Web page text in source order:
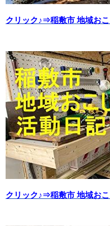
クリック♪⇒稲敷市 地域おこ
クリック♪⇒稲敷市 地域おこ